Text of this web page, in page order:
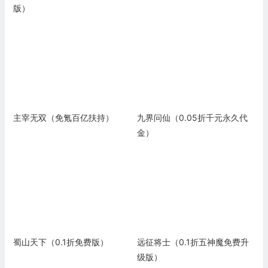
版）
主宰无双（免氪百亿扶持）
九界问仙（0.05折千元永久代
金）
蜀山天下（0.1折免费版）
远征将士（0.1折五神魔免费升
级版）